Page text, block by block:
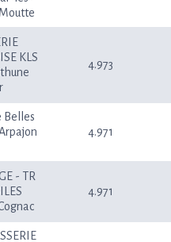
KLS
4.973
Belles
4.971
- TR
4.971